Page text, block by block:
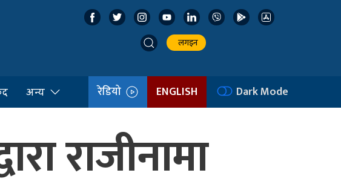
लगइन
अन्य रेडियो ENGLISH Dark Mode
राजीनामा